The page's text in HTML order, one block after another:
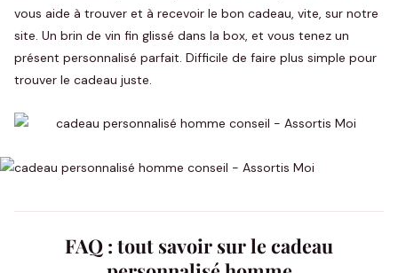
vous aide à trouver et à recevoir le bon cadeau, vite, sur notre
site. Un brin de vin fin glissé dans la box, et vous tenez un
présent personnalisé parfait. Difficile de faire plus simple pour
trouver le cadeau juste.
FAQ : tout savoir sur le cadeau